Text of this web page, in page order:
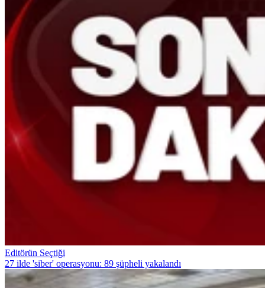
Editörün Seçtiği
27 ilde 'siber' operasyonu: 89 şüpheli yakalandı